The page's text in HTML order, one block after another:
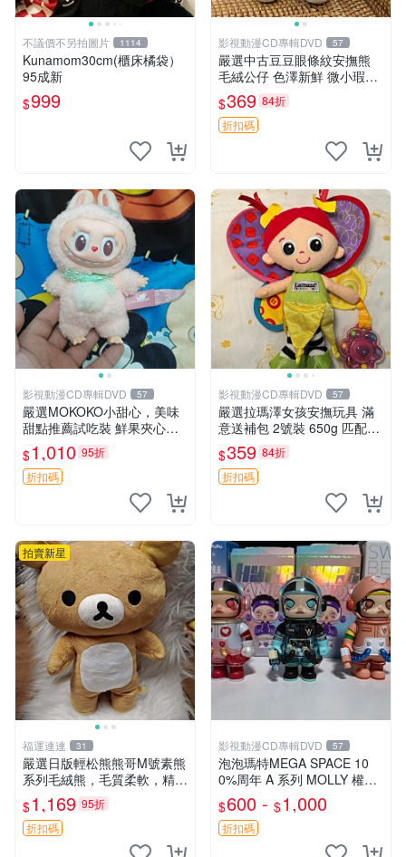
不議價不另拍圖片 1114
Kunamom30cm(櫃床橘袋）
95成新
$999
影視動漫CD專輯DVD 57
嚴選中古豆豆眼條紋安撫熊
毛絨公仔 色澤新鮮 微小瑕疵
可收藏 中古 安撫熊 條紋公仔
$369 84折
折扣碼
影視動漫CD專輯DVD 57
嚴選MOKOKO小甜心，美味
甜點推薦試吃裝 鮮果夾心糖
果，甜蜜滋味享不停 薄荷草
莓 奶油心 60粒 mini小甜心糖
果，水果味夾心零食裝 心形
$1,010 95折
折扣碼
影視動漫CD專輯DVD 57
嚴選拉瑪澤女孩安撫玩具 滿
意送補包 2號裝 650g 匹配嬰
幼童舒壓好伴侶 女孩專用 安
心選擇 安撫玩偶 衝包 玩具
$359 84折
折扣碼
拍賣新星
福運連連 31
嚴選日版輕松熊熊哥M號素熊
系列毛絨熊，毛質柔軟，精緻
可愛，尺寸35cm，保存狀態
優異。收藏或贈送皆為佳選。
中古 毛絨熊 毛玩偶
$1,169 95折
折扣碼
影視動漫CD專輯DVD 57
泡泡瑪特MEGA SPACE 10
0%周年 A 系列 MOLLY 權威
隱藏款 嚴選薄荷巧克力色 80
年代風味 權威推薦 合適收藏
$600 - $1,000
折扣碼